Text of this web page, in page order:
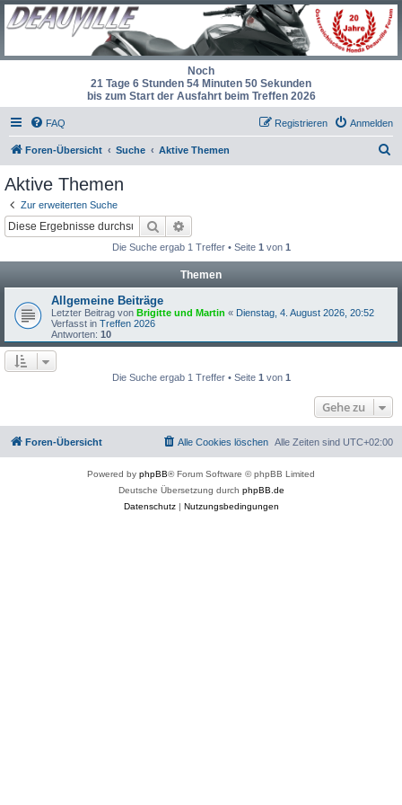
Noch
21 Tage 6 Stunden 54 Minuten 50 Sekunden
bis zum Start der Ausfahrt beim Treffen 2026
FAQ Anmelden
Registrieren
Foren-Übersicht Suche Aktive Themen
Aktive Themen
Zur erweiterten Suche
Suche
Die Suche ergab 1 Treffer • Seite 1von 1
Themen
Allgemeine Beiträge
Letzter Beitrag von Brigitte und Martin « Dienstag, 4. August 2026, 20:52
Verfasst in Treffen 2026
Antworten: 10
Die Suche ergab 1 Treffer • Seite 1von 1
Gehe zu
Foren-Übersicht Alle Zeiten sind UTC+02:00
Alle Cookies löschen
Powered by phpBB® Forum Software © phpBB Limited
Deutsche Übersetzung durch phpBB.de
Datenschutz| Nutzungsbedingungen